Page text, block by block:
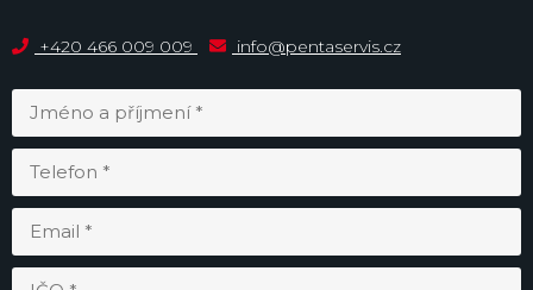
+420 466 009 009 info@pentaservis.cz